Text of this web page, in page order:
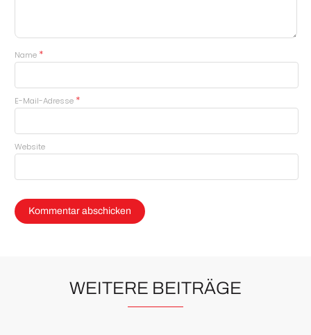
Name *
E-Mail-Adresse *
Website
WEITERE BEITRÄGE